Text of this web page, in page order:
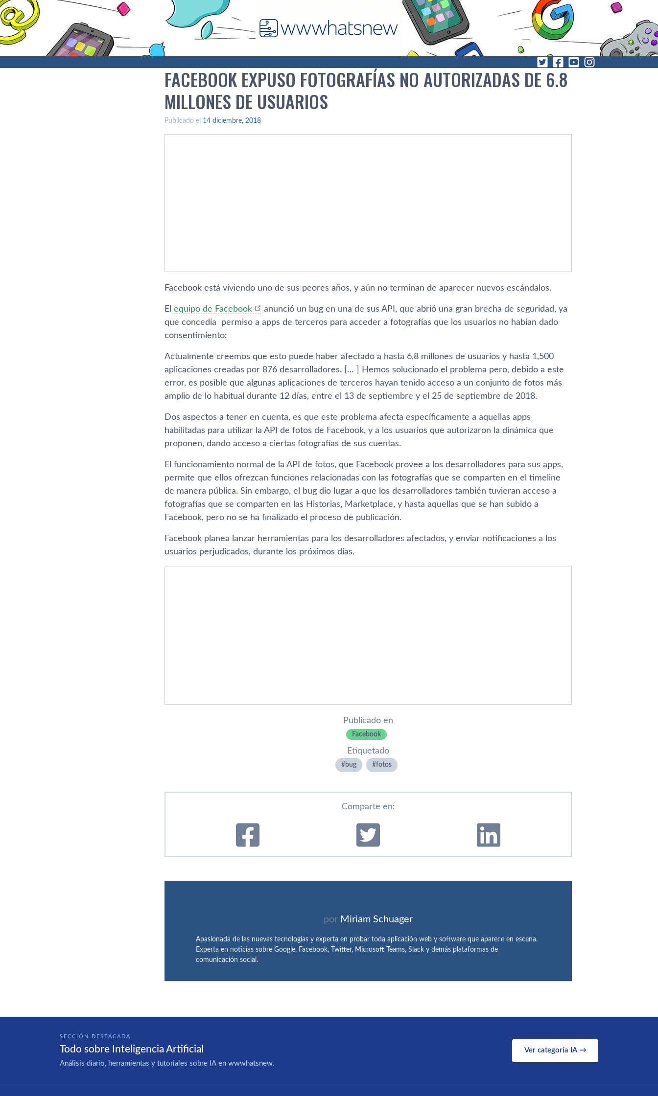
FACEBOOK EXPUSO FOTOGRAFÍ­AS NO AUTORIZADAS DE 6.8
MILLONES DE USUARIOS
Publicado el 14 diciembre, 2018
Facebook está viviendo uno de sus peores años, y aún no terminan de aparecer nuevos escándalos.
El equipo de Facebook
anunció un bug en una de sus API, que abrió una gran brecha de seguridad, ya
que concedí­a permiso a apps de terceros para acceder a fotografí­as que los usuarios no habí­an dado
consentimiento:
Actualmente creemos que esto puede haber afectado a hasta 6,8 millones de usuarios y hasta 1,500
aplicaciones creadas por 876 desarrolladores. [… ] Hemos solucionado el problema pero, debido a este
error, es posible que algunas aplicaciones de terceros hayan tenido acceso a un conjunto de fotos más
amplio de lo habitual durante 12 dí­as, entre el 13 de septiembre y el 25 de septiembre de 2018.
Dos aspectos a tener en cuenta, es que este problema afecta especí­ficamente a aquellas apps
habilitadas para utilizar la API de fotos de Facebook, y a los usuarios que autorizaron la dinámica que
proponen, dando acceso a ciertas fotografí­as de sus cuentas.
El funcionamiento normal de la API de fotos, que Facebook provee a los desarrolladores para sus apps,
permite que ellos ofrezcan funciones relacionadas con las fotografí­as que se comparten en el timeline
de manera pública. Sin embargo, el bug dio lugar a que los desarrolladores también tuvieran acceso a
fotografí­as que se comparten en las Historias, Marketplace, y hasta aquellas que se han subido a
Facebook, pero no se ha finalizado el proceso de publicación.
Facebook planea lanzar herramientas para los desarrolladores afectados, y enviar notificaciones a los
usuarios perjudicados, durante los próximos dí­as.
Publicado en
Facebook
Etiquetado
bug fotos
Comparte en:
por Miriam Schuager
Apasionada de las nuevas tecnologías y experta en probar toda aplicación web y software que aparece en escena.
Experta en noticias sobre Google, Facebook, Twitter, Microsoft Teams, Slack y demás plataformas de
comunicación social.
SECCIÓN DESTACADA
Todo sobre Inteligencia Artificial
Análisis diario, herramientas y tutoriales sobre IA en wwwhatsnew.
Ver categoría IA →